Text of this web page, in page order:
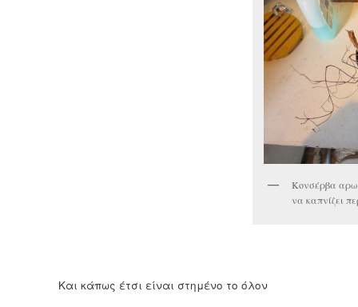
Κονσέρβα
να καπνίζει
Και κάπως έτσι είναι στημένο το όλον